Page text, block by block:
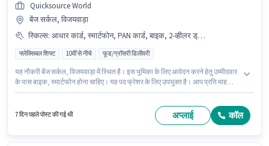
Quicksource World
बेंज सर्कल, विजयवाड़ा
स्किल्स: आधार कार्ड, स्मार्टफोन, PAN कार्ड, बाइक, 2-व्हीलर ड्राइविंग लाइसेंस, बैंक अकाउंट, टू-व्हीलर ड्राइविंग
फ्लेक्सिबल शिफ्ट 10वीं से नीचे फूड/ग्रॉसरी डिलीवरी
यह नौकरी बेंज सर्कल, विजयवाड़ा में स्थित है। इस भूमिका के लिए आवेदन करने हेतु उम्मीदवार
के पास बाइक, स्मार्टफोन होना चाहिए। यह पद फ्रेशर के लिए उपयुक्त है। आप प्रति माह
भूमिका के लिए महत्वपूर्ण दस्तावेज़ PAN कार्ड, आधार कार्ड, 2-व्हीलर ड्राइविंग लाइसेंस, बैंक
7 दिन पहले पोस्ट की गई थी अप्लाई कॉल